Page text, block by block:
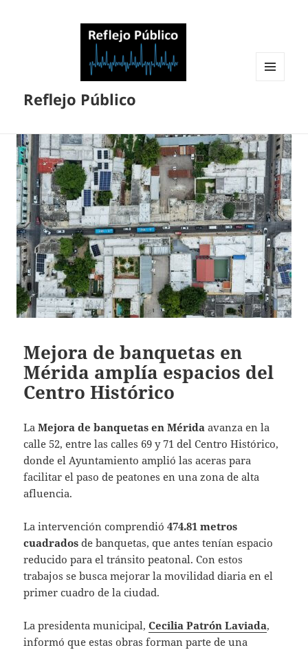
Reflejo Público
Mejora de banquetas en
Mérida amplía espacios del
Centro Histórico
LaMejora de banquetas en Mérida avanza en la
calle 52, entre las calles 69 y 71 del Centro Histórico,
donde el Ayuntamiento amplió las aceras para
facilitar el paso de peatones en una zona de alta
afluencia.
La intervención comprendió474.81 metros
cuadrados de banquetas, que antes tenían espacio
reducido para el tránsito peatonal. Con estos
trabajos se busca mejorar la movilidad diaria en el
primer cuadro de la ciudad.
La presidenta municipal,Cecilia Patrón Laviada,
informó que estas obras forman parte de una